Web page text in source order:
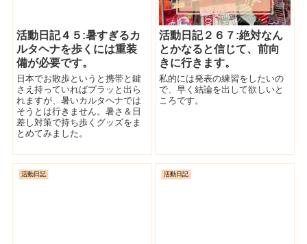
活動日記４５:暑すぎるカ
ルタヘナを歩くには重装
備が必要です。
日本でお散歩というと携帯と鍵
さえ持っていればプラッと出ら
れますが、暑いカルタヘナでは
そうとは行きません。暑さ＆日
差し対策で持ち歩くグッズをま
とめてみました。
活動日記２６７:絶対なん
とかなると信じて、前向
きに行きます。
私的には発表の練習をしたいの
で、早く結論を出して欲しいと
ころです。
活動日記 活動日記